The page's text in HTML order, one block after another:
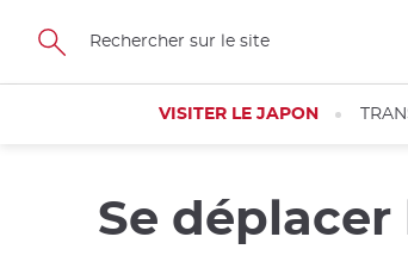
Skip
main
VISITER LE JAPON
Se